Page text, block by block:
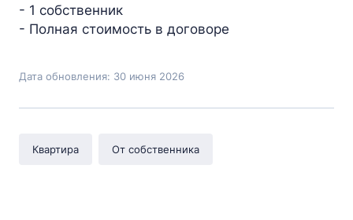
- 1 собственник
- Полная стоимость в договоре
Дата обновления: 30 июня 2026
Квартира От собственника